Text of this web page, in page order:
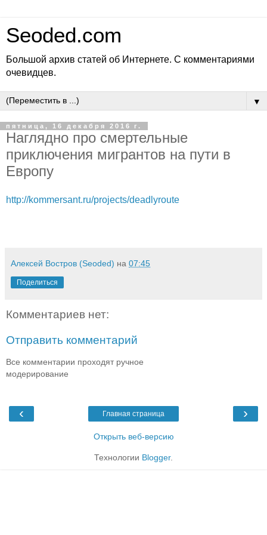
Seoded.com
Большой архив статей об Интернете. С комментариями
очевидцев.
▼
пятница, 16 декабря 2016 г.
Наглядно про смертельные
приключения мигрантов на пути в
Европу
http://kommersant.ru/projects/deadlyroute
Алексей Востров (Seoded) на 07:45
Поделиться
Комментариев нет:
Отправить комментарий
Все комментарии проходят ручное
модерирование
‹ ›
Главная страница
Открыть веб-версию
Технологии Blogger.